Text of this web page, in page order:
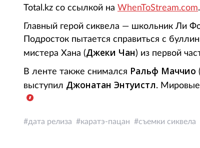
Total.kz со ссылкой на WhenToStream.com.
Главный герой сиквела — школьник Ли
Подросток пытается справиться с
мистера Хана (Джеки Чан) из первой
В ленте также снимался Ральф Маччио
выступил Джонатан Энтуистл. Мировые
дата релиза каратэ-пацан съемки сиквела